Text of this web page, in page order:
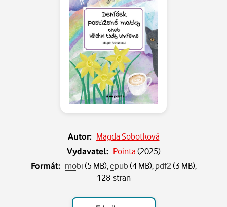
Autor: Magda Sobotková
Vydavatel: Pointa(2025)
Formát: mobi(5 MB), epub(4 MB), pdf2(3 MB),
128 stran